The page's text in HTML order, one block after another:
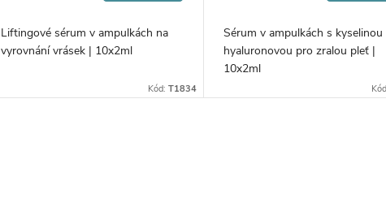
Liftingové sérum v ampulkách na
vyrovnání vrásek | 10x2ml
Kód:T1834
Sérum v ampulkách s kyselinou
hyaluronovou pro zralou pleť |
10x2ml